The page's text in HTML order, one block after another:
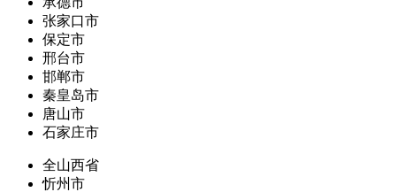
张家口市
保定市
邢台市
邯郸市
秦皇岛市
唐山市
石家庄市
全山西省
忻州市